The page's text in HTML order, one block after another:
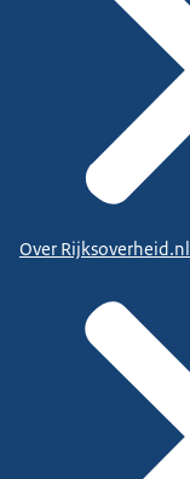
Over Rijksoverheid.nl